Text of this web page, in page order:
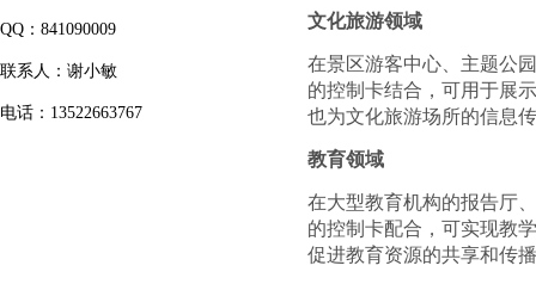
QQ：841090009
联系人：谢小敏
电话：13522663767
文化旅游领域
在景区游客中心、主题公
的控制卡结合，可用于展
也为文化旅游场所的信息
教育领域
在大型教育机构的报告厅
的控制卡配合，可实现教
促进教育资源的共享和传